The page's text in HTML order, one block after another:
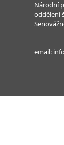
Národní
oddělení
email: